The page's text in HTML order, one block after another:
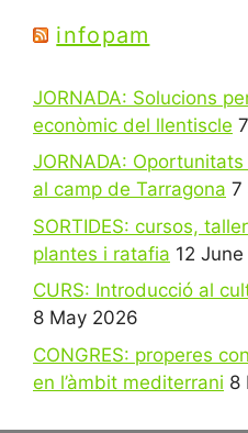
infopam
JORNADA: Solucions
econòmic del llentiscle
JORNADA:
al camp de Tarragona 7
SORTIDES: cursos,
plantes i ratafia 12
CURS: Introducció al
8 May 2026
CONGRES: properes
en l’àmbit mediterrani 8